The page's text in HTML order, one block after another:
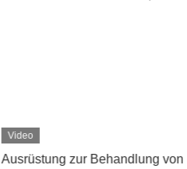
Video
Ausrüstung zur Behandlung